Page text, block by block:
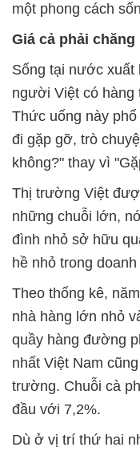
một phong cách
Giá cả phải chăng
Sống tại nước xuất
người Việt có hàng
Thức uống này
đi gặp gỡ, trò
không?" thay vì
Thị trường Việt
những chuỗi lớn,
đình nhỏ sở hữu
hề nhỏ trong
Theo thống kê,
nhà hàng lớn nhỏ
quầy hàng đường
nhất Việt Nam
trường. Chuỗi cà
đầu với 7,2%.
Dù ở vị trí thứ hai